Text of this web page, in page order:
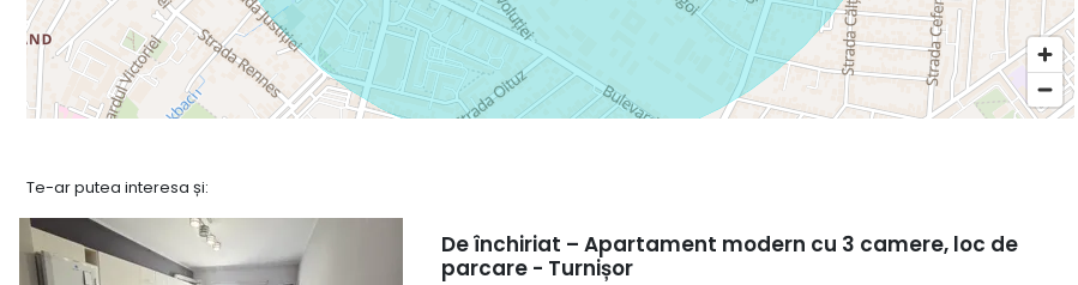
Te-ar putea interesa și:
De închiriat – Apartament modern cu 3 camere, loc de
parcare - Turnișor